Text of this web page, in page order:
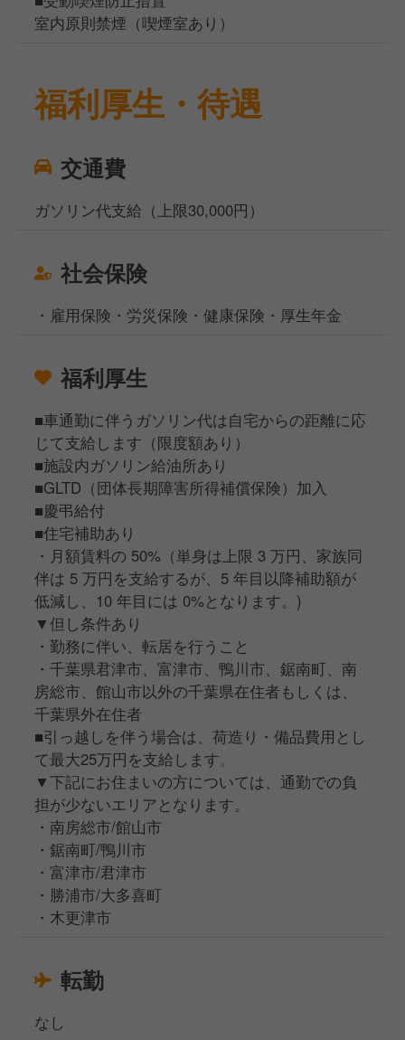
室内原則禁煙（喫煙室あり）
福利厚生・待遇
交通費
ガソリン代支給（上限30,000円）
社会保険
・雇用保険・労災保険・健康保険・厚生年金
福利厚生
■車通勤に伴うガソリン代は自宅からの距離に応
じて支給します（限度額あり）
■施設内ガソリン給油所あり
■GLTD（団体長期障害所得補償保険）加入
■慶弔給付
■住宅補助あり
・月額賃料の 50%（単身は上限 3 万円、家族同
伴は 5 万円を支給するが、5 年目以降補助額が
低減し、10 年目には 0%となります。)
▼但し条件あり
・勤務に伴い、転居を行うこと
・千葉県君津市、富津市、鴨川市、鋸南町、南
房総市、館山市以外の千葉県在住者もしくは、
千葉県外在住者
■引っ越しを伴う場合は、荷造り・備品費用とし
て最大25万円を支給します。
▼下記にお住まいの方については、通勤での負
担が少ないエリアとなります。
・南房総市/館山市
・鋸南町/鴨川市
・富津市/君津市
・勝浦市/大多喜町
・木更津市
転勤
なし